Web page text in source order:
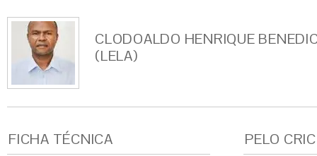
CLODOALDO HENRIQUE
(LELA)
FICHA TÉCNICA PELO